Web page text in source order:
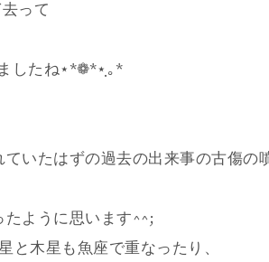
って
したね⋆*❁*⋆ฺ｡*
いたはずの過去の出来事の古傷の
たように思います^^;
と木星も魚座で重なったり、